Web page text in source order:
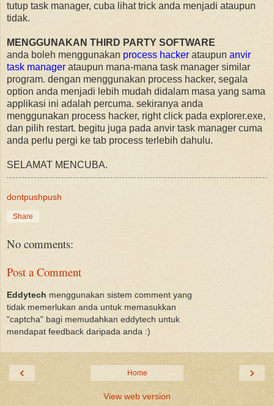
tutup task manager, cuba lihat trick anda menjadi ataupun
tidak.
MENGGUNAKAN THIRD PARTY SOFTWARE
anda boleh menggunakan process hacker ataupun anvir
task manager ataupun mana-mana task manager similar
program. dengan menggunakan process hacker, segala
option anda menjadi lebih mudah didalam masa yang sama
applikasi ini adalah percuma. sekiranya anda
menggunakan process hacker, right click pada explorer.exe,
dan pilih restart. begitu juga pada anvir task manager cuma
anda perlu pergi ke tab process terlebih dahulu.
SELAMAT MENCUBA.
dontpushpush
Share
No comments:
Post a Comment
Eddytech menggunakan sistem comment yang
tidak memerlukan anda untuk memasukkan
"captcha" bagi memudahkan eddytech untuk
mendapat feedback daripada anda :)
‹ ›
Home
View web version